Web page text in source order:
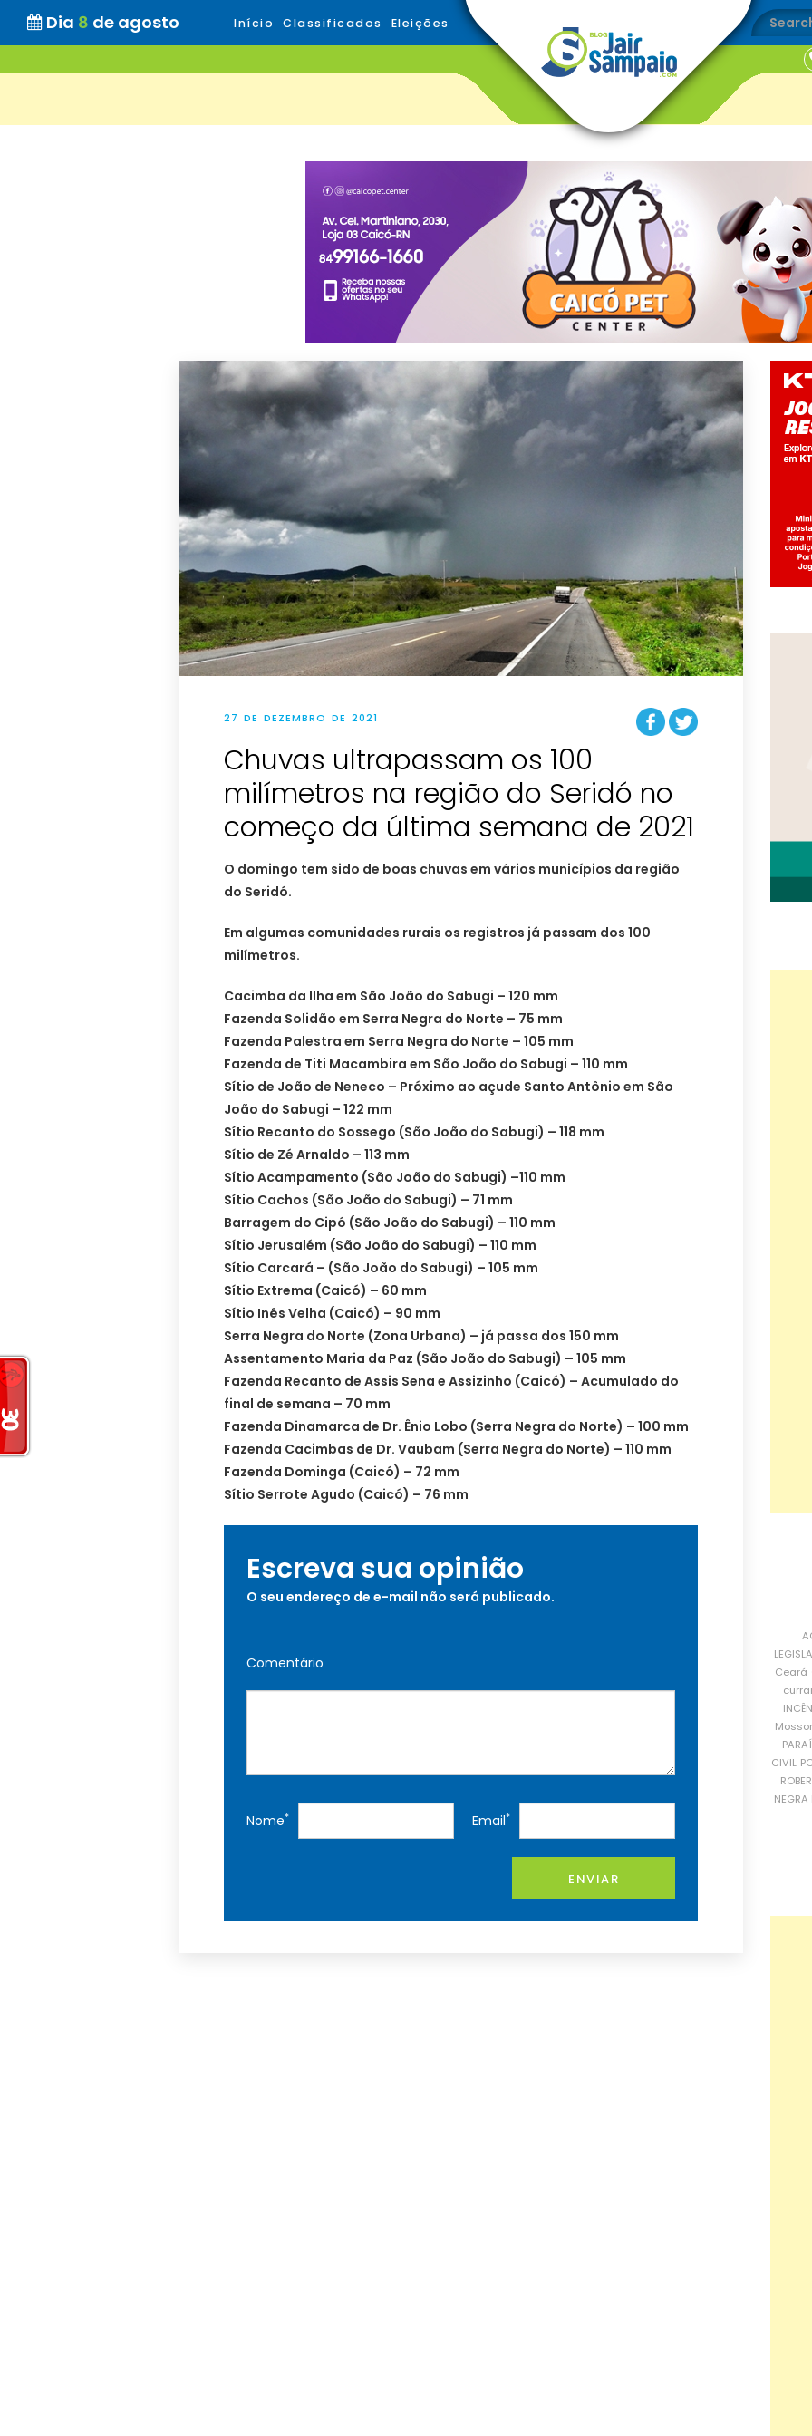
Dia 8 de agosto Início Classificados Eleições
27 DE DEZEMBRO DE 2021
Chuvas ultrapassam os 100
milímetros na região do Seridó no
começo da última semana de 2021
O domingo tem sido de boas chuvas em vários municípios da região
do Seridó.
Em algumas comunidades rurais os registros já passam dos 100
milímetros.
Cacimba da Ilha em São João do Sabugi – 120 mm
Fazenda Solidão em Serra Negra do Norte – 75 mm
Fazenda Palestra em Serra Negra do Norte – 105 mm
Fazenda de Titi Macambira em São João do Sabugi – 110 mm
Sítio de João de Neneco – Próximo ao açude Santo Antônio em São
João do Sabugi – 122 mm
Sítio Recanto do Sossego (São João do Sabugi) – 118 mm
Sítio de Zé Arnaldo – 113 mm
Sítio Acampamento (São João do Sabugi) –110 mm
Sítio Cachos (São João do Sabugi) – 71 mm
Barragem do Cipó (São João do Sabugi) – 110 mm
Sítio Jerusalém (São João do Sabugi) – 110 mm
Sítio Carcará – (São João do Sabugi) – 105 mm
Sítio Extrema (Caicó) – 60 mm
Sítio Inês Velha (Caicó) – 90 mm
Serra Negra do Norte (Zona Urbana) – já passa dos 150 mm
Assentamento Maria da Paz (São João do Sabugi) – 105 mm
Fazenda Recanto de Assis Sena e Assizinho (Caicó) – Acumulado do
final de semana – 70 mm
Fazenda Dinamarca de Dr. Ênio Lobo (Serra Negra do Norte) – 100 mm
Fazenda Cacimbas de Dr. Vaubam (Serra Negra do Norte) – 110 mm
Fazenda Dominga (Caicó) – 72 mm
Sítio Serrote Agudo (Caicó) – 76 mm
Escreva sua opinião
O seu endereço de e-mail não será publicado.
Comentário
Nome* Email*
ENVIAR
Ceará
CIVIL
NEGRA